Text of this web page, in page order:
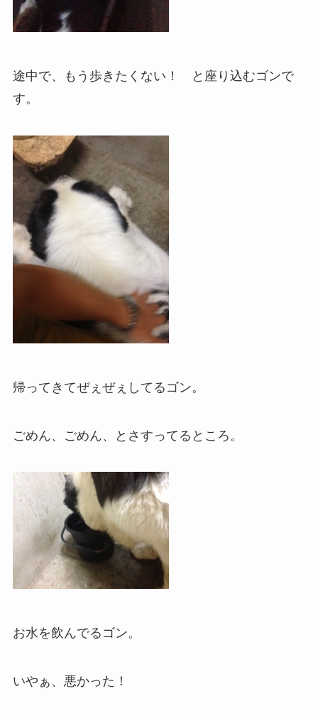
途中で、もう歩きたくない！ と座り込むゴンで
す。
帰ってきてぜぇぜぇしてるゴン。
ごめん、ごめん、とさすってるところ。
お水を飲んでるゴン。
いやぁ、悪かった！